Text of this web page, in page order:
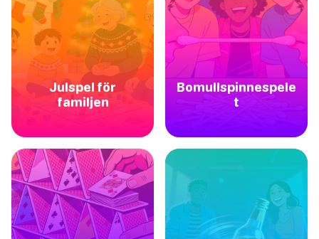
Julspel för
familjen
Bomullspinnespele
t